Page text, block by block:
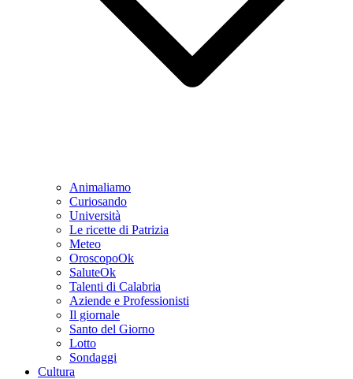
Animaliamo
Curiosando
Università
Le ricette di Patrizia
Meteo
OroscopoOk
SaluteOk
Talenti di Calabria
Aziende e Professionisti
Il giornale
Santo del Giorno
Lotto
Sondaggi
Cultura